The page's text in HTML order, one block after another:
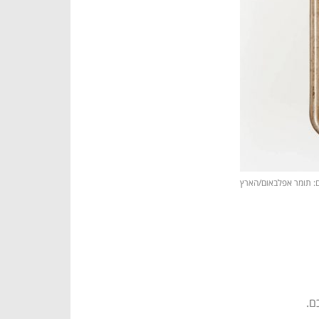
תומר אפלבאום/הארץ